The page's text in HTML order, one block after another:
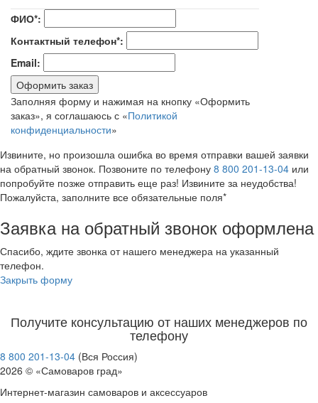
ФИО*:
Контактный телефон*:
Email:
Оформить заказ
Заполняя форму и нажимая на кнопку «Оформить
заказ», я соглашаюсь с «Политикой
конфиденциальности»
Извините, но произошла ошибка во время отправки вашей заявки
на обратный звонок. Позвоните по телефону 8 800 201-13-04 или
попробуйте позже отправить еще раз! Извините за неудобства!
Пожалуйста, заполните все обязательные поля*
Заявка на обратный звонок оформлена
Спасибо, ждите звонка от нашего менеджера на указанный
телефон.
Закрыть форму
Получите консультацию от наших менеджеров по
телефону
8 800 201-13-04 (Вся Россия)
2026 © «Самоваров град»
Интернет-магазин самоваров и аксессуаров